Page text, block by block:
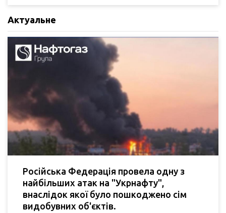
Актуальне
Російська Федерація провела одну з
найбільших атак на "Укрнафту",
внаслідок якої було пошкоджено сім
видобувних об'єктів.